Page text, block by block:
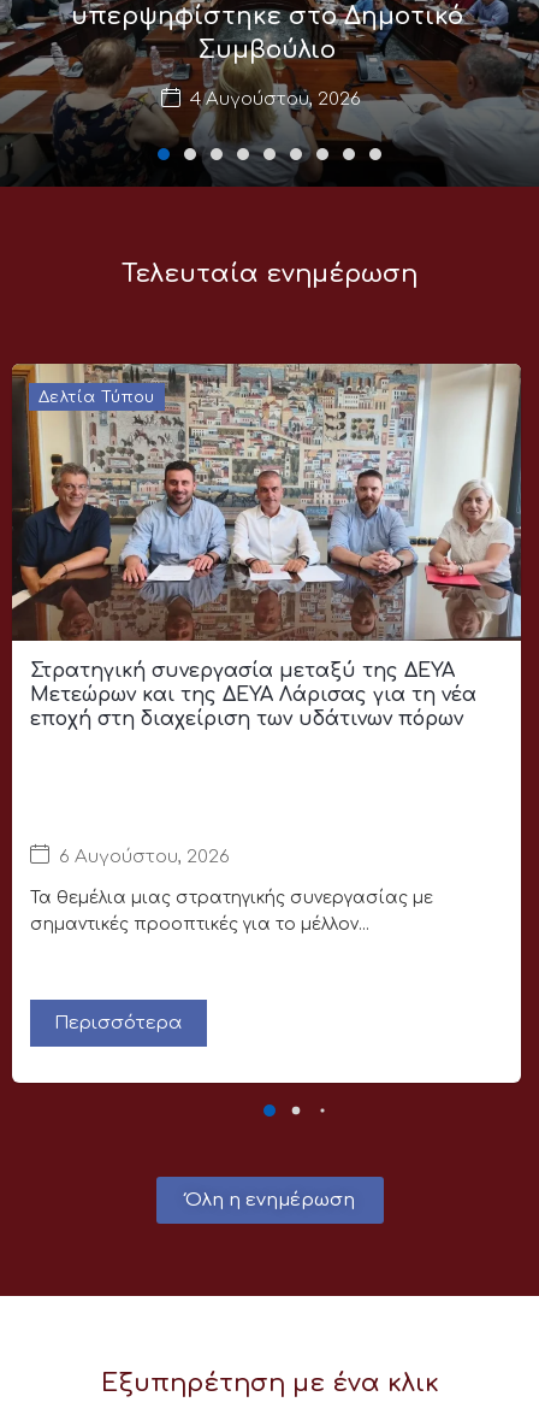
υπερψηφίστηκε στο Δημοτικό
Συμβούλιο
4 Αυγούστου, 2026
Τελευταία ενημέρωση
Δελτία Τύπου
Στρατηγική συνεργασία μεταξύ της ΔΕΥΑ
Μετεώρων και της ΔΕΥΑ Λάρισας για τη νέα
εποχή στη διαχείριση των υδάτινων πόρων
6 Αυγούστου, 2026
Τα θεμέλια μιας στρατηγικής συνεργασίας με
σημαντικές προοπτικές για το μέλλον...
Περισσότερα
Όλη η ενημέρωση
Εξυπηρέτηση με ένα κλικ